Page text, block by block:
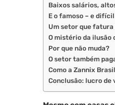
Baixos salários,
E o famoso – e
Um setor que fatura
O mistério da ilusão
Por que não muda?
O setor também
Como a Zannix
Conclusão: lucro de